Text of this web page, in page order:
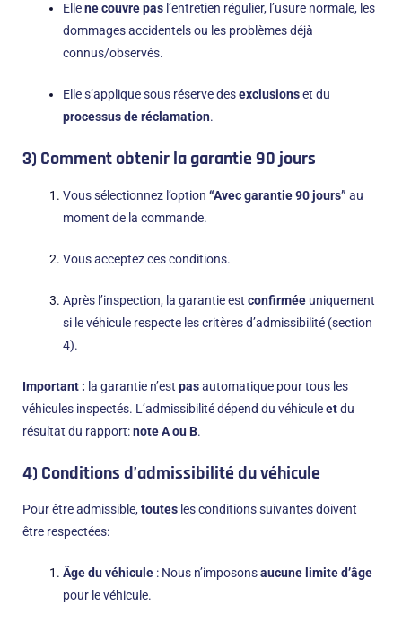
Ellene couvre pas l’entretien régulier, l’usure normale, les
dommages accidentels ou les problèmes déjà
connus/observés.
Elle s’applique sous réserve desexclusionset du
processus de réclamation.
3) Comment obtenir la garantie 90 jours
Vous sélectionnez l’option “Avec garantie 90 jours” au
moment de la commande.
Vous acceptez ces conditions.
Après l’inspection, la garantie est confirmée uniquement
si le véhicule respecte les critères d’admissibilité (section
4).
Important : la garantie n’est pasautomatique pour tous les
véhicules inspectés. L’admissibilité dépend du véhiculeetdu
résultat du rapport:note A ou B.
4) Conditions d’admissibilité du véhicule
Pour être admissible,toutes les conditions suivantes doivent
être respectées:
Âge du véhicule : Nous n’imposonsaucune limite d’âge
pour le véhicule.